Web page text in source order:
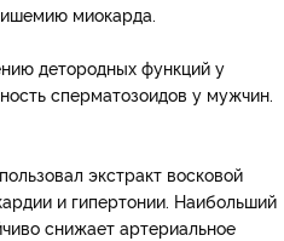
ишемию миокарда.
детородных функций у
сперматозоидов у мужчин.
экстракт восковой
и гипертонии. Наибольший
снижает артериальное